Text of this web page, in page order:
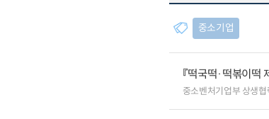
중소기업
『떡국떡·떡볶이떡
중소벤처기업부 상생